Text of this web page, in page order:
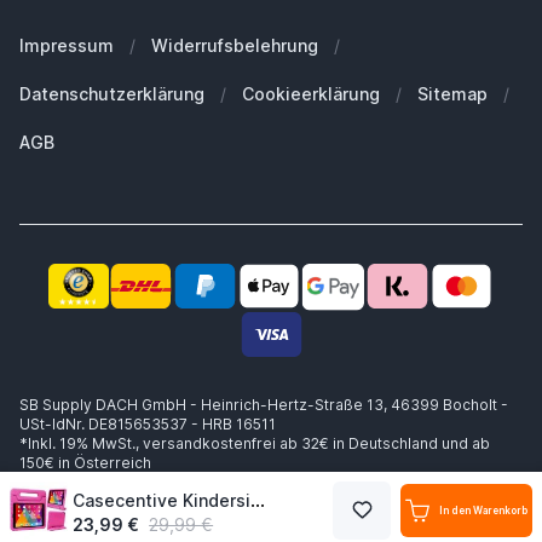
Casecentive Kindersicher Case iPad 10.2 2019 / 2020 / 2021 pink
23,99 € 29,99 €
In den Warenkorb
Für Geschäftskunden
Trusted Shops Zertifikat
Kompetente Beratung
14 Tage Widerrufsrecht
Käuferschutz bis zu €20.000
Welche Airpods habe ich?
Welchen MagSafe brauche ich?
Arbeiten bei SB Supply
Impressum / Widerrufsbelehrung /
Datenschutzerklärung / Cookieerklärung / Sitemap /
AGB
SB Supply DACH GmbH - Heinrich-Hertz-Straße 13, 46399 Bocholt -
USt-IdNr. DE815653537 - HRB 16511
*Inkl. 19% MwSt., versandkostenfrei ab 32€ in Deutschland und ab
150€ in Österreich